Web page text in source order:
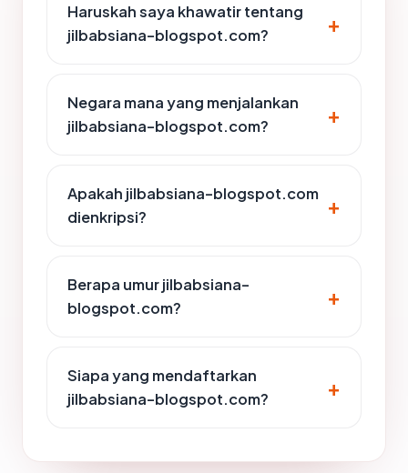
Haruskah saya khawatir tentang
jilbabsiana-blogspot.com?
Negara mana yang menjalankan
jilbabsiana-blogspot.com?
Apakah jilbabsiana-blogspot.com
dienkripsi?
Berapa umur jilbabsiana-
blogspot.com?
Siapa yang mendaftarkan
jilbabsiana-blogspot.com?